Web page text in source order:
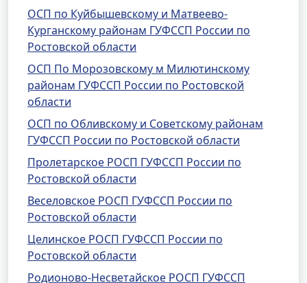
ОСП по Куйбышевскому и Матвеево-
Курганскому районам ГУФССП России по
Ростовской области
ОСП По Морозовскому м Милютинскому
районам ГУФССП России по Ростовской
области
ОСП по Обливскому и Советскому районам
ГУФССП России по Ростовской области
Пролетарское РОСП ГУФССП России по
Ростовской области
Веселовское РОСП ГУФССП России по
Ростовской области
Целинское РОСП ГУФССП России по
Ростовской области
Родионово-Несветайское РОСП ГУФССП